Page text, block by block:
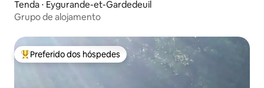
Tenda ⋅ Eygurande-et-Gardedeuil
Grupo de alojamento
Entre os melhores preferidos dos hóspedes
Preferido dos hóspedes